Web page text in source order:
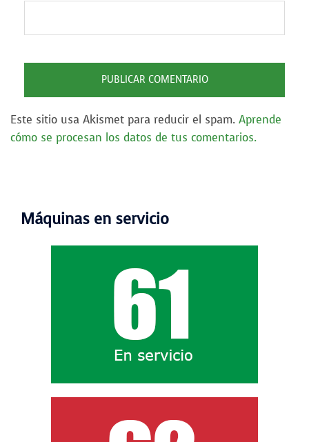
Este sitio usa Akismet para reducir el spam. Aprende
cómo se procesan los datos de tus comentarios.
Máquinas en servicio